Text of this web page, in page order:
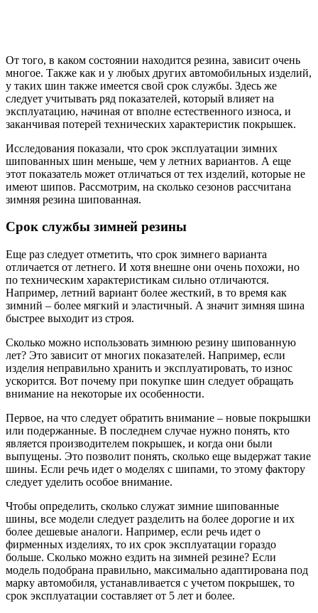
От того, в каком состоянии находится резина, зависит очень
многое. Также как и у любых других автомобильных изделий,
у таких шин также имеется свой срок службы. Здесь же
следует учитывать ряд показателей, который влияет на
эксплуатацию, начиная от вполне естественного износа, и
заканчивая потерей технических характеристик покрышек.
Исследования показали, что срок эксплуатации зимних
шипованных шин меньше, чем у летних вариантов. А еще
этот показатель может отличаться от тех изделий, которые не
имеют шипов. Рассмотрим, на сколько сезонов рассчитана
зимняя резина шипованная.
Срок службы зимней резины
Еще раз следует отметить, что срок зимнего варианта
отличается от летнего. И хотя внешне они очень похожи, но
по техническим характеристикам сильно отличаются.
Например, летний вариант более жесткий, в то время как
зимний – более мягкий и эластичный. А значит зимняя шина
быстрее выходит из строя.
Сколько можно использовать зимнюю резину шипованную
лет? Это зависит от многих показателей. Например, если
изделия неправильно хранить и эксплуатировать, то износ
ускорится. Вот почему при покупке шин следует обращать
внимание на некоторые их особенности.
Первое, на что следует обратить внимание – новые покрышки
или подержанные. В последнем случае нужно понять, кто
является производителем покрышек, и когда они были
выпущены. Это позволит понять, сколько еще выдержат такие
шины. Если речь идет о моделях с шипами, то этому фактору
следует уделить особое внимание.
Чтобы определить, сколько служат зимние шипованные
шины, все модели следует разделить на более дорогие и их
более дешевые аналоги. Например, если речь идет о
фирменных изделиях, то их срок эксплуатации гораздо
больше. Сколько можно ездить на зимней резине? Если
модель подобрана правильно, максимально адаптирована под
марку автомобиля, устанавливается с учетом покрышек, то
срок эксплуатации составляет от 5 лет и более.